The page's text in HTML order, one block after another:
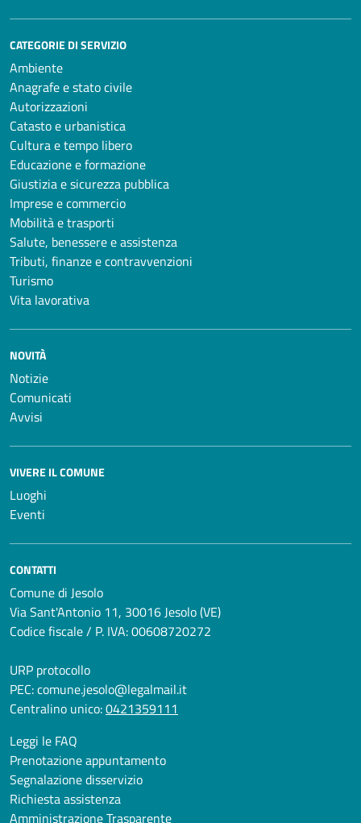
CATEGORIE DI SERVIZIO
Ambiente
Anagrafe e stato civile
Autorizzazioni
Catasto e urbanistica
Cultura e tempo libero
Educazione e formazione
Giustizia e sicurezza pubblica
Imprese e commercio
Mobilità e trasporti
Salute, benessere e assistenza
Tributi, finanze e contravvenzioni
Turismo
Vita lavorativa
NOVITÀ
Notizie
Comunicati
Avvisi
VIVERE IL COMUNE
Luoghi
Eventi
CONTATTI
Comune di Jesolo
Via Sant'Antonio 11, 30016 Jesolo (VE)
Codice fiscale / P. IVA: 00608720272
URP protocollo
PEC:comune.jesolo@legalmail.it
Centralino unico:0421359111
Leggi le FAQ
Prenotazione appuntamento
Segnalazione disservizio
Richiesta assistenza
Amministrazione Trasparente